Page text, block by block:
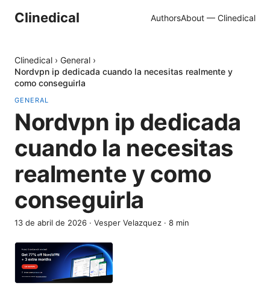
Clinedical AuthorsAbout — Clinedical
Clinedical › General ›
Nordvpn ip dedicada cuando la necesitas realmente y
como conseguirla
GENERAL
Nordvpn ip dedicada
cuando la necesitas
realmente y como
conseguirla
13 de abril de 2026 · Vesper Velazquez · 8 min